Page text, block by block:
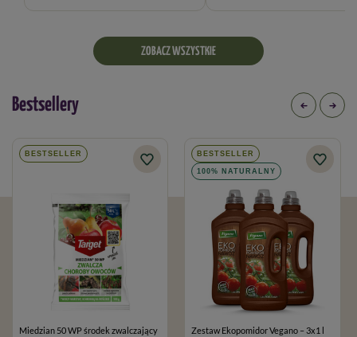
ZOBACZ WSZYSTKIE
Bestsellery
BESTSELLER
Miedzian 50 WP środek zwalczający
BESTSELLER
100% NATURALNY
Zestaw Ekopomidor Vegano – 3x1 l